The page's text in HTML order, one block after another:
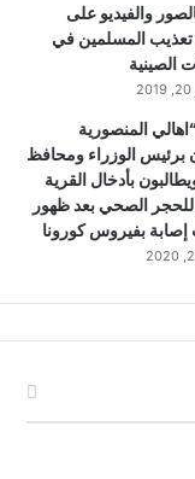
والفيديو على
المسلمين في
الصينية
المنصورية
برئيس الوزراء ومحافظ
بأدخال القرية
للحجر الصحي بعد ظهور